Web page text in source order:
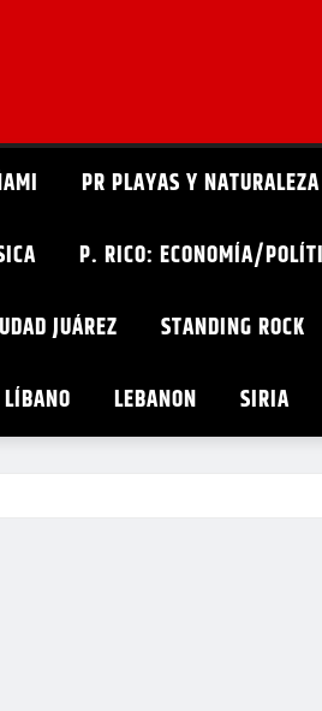
PR PLAYAS Y NATURALEZA
P. RICO: ECONOMÍA/
JUÁREZ STANDING ROCK
LÍBANO LEBANON SIRIA